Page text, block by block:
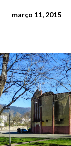
março 11, 2015